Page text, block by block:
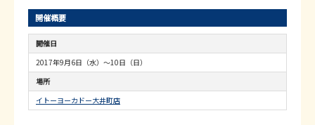
開催概要
開催日
2017年9月6日（水）～10日（日）
場所
イトーヨーカドー大井町店